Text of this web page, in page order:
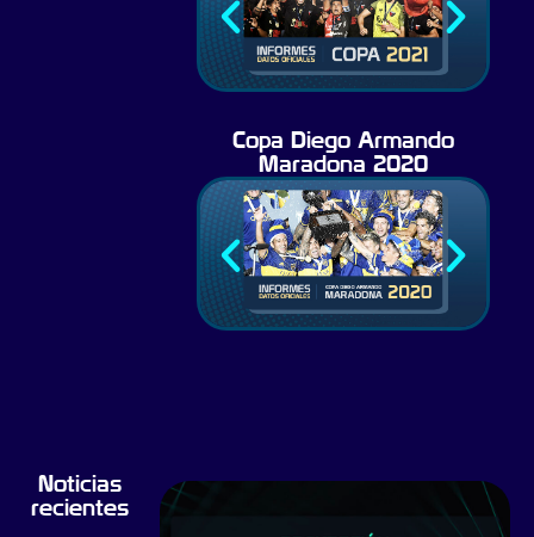
Copa Diego Armando
Maradona 2020
Noticias
recientes